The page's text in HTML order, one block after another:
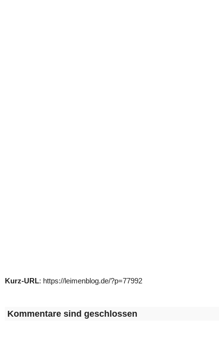
Kurz-URL: https://leimenblog.de/?p=77992
Kommentare sind geschlossen